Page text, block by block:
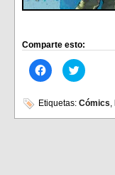
Comparte esto:
Haz
clic
en
Facebook
(Se
Haz
clic
en
(Se
Etiquetas: Cómics,